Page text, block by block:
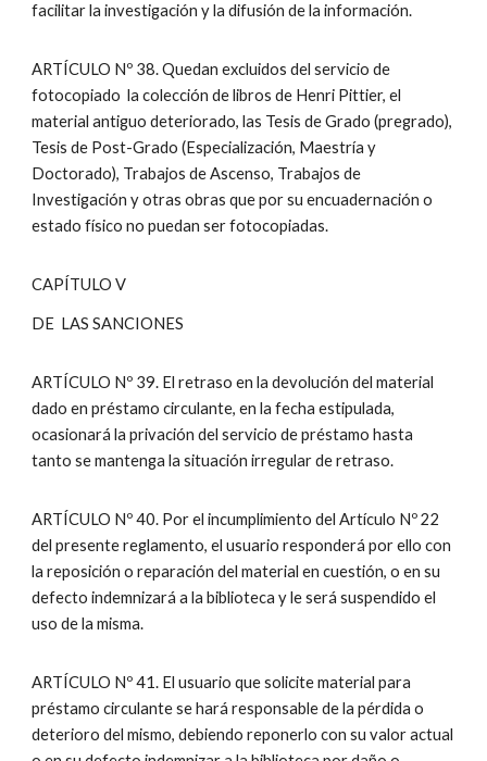
facilitar la investigación y la difusión de la información.
ARTÍCULO Nº 38. Quedan excluidos del servicio de
fotocopiado la colección de libros de Henri Pittier, el
material antiguo deteriorado, las Tesis de Grado (pregrado),
Tesis de Post-Grado (Especialización, Maestría y
Doctorado), Trabajos de Ascenso, Trabajos de
Investigación y otras obras que por su encuadernación o
estado físico no puedan ser fotocopiadas.
CAPÍTULO V
DE LAS SANCIONES
ARTÍCULO Nº 39. El retraso en la devolución del material
dado en préstamo circulante, en la fecha estipulada,
ocasionará la privación del servicio de préstamo hasta
tanto se mantenga la situación irregular de retraso.
ARTÍCULO Nº 40. Por el incumplimiento del Artículo Nº 22
del presente reglamento, el usuario responderá por ello con
la reposición o reparación del material en cuestión, o en su
defecto indemnizará a la biblioteca y le será suspendido el
uso de la misma.
ARTÍCULO Nº 41. El usuario que solicite material para
préstamo circulante se hará responsable de la pérdida o
deterioro del mismo, debiendo reponerlo con su valor actual